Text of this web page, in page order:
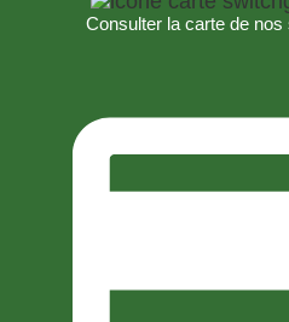
Consulter la carte de